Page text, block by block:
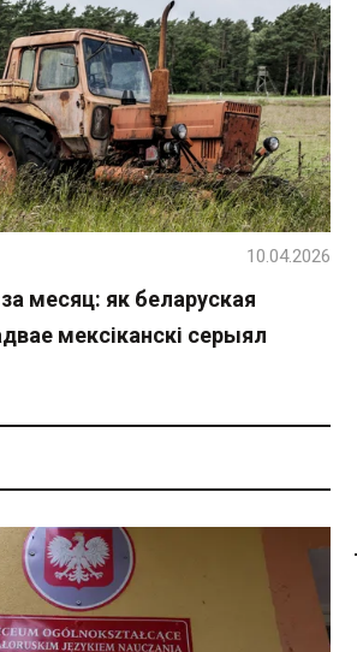
месяц: як беларуская
мексіканскі серыял
10.04.2026